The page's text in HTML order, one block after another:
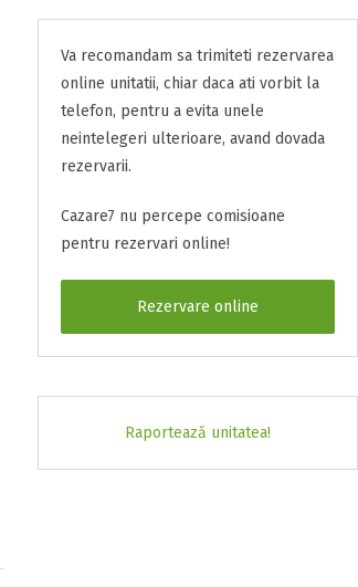
Va recomandam sa trimiteti rezervarea
online unitatii, chiar daca ati vorbit la
telefon, pentru a evita unele
neintelegeri ulterioare, avand dovada
rezervarii.
Cazare7 nu percepe comisioane
pentru rezervari online!
Rezervare online
Raportează unitatea!